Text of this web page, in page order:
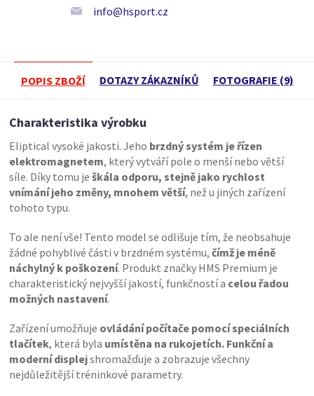
info@hsport.cz
POPIS ZBOŽÍ DOTAZY ZÁKAZNÍKŮ FOTOGRAFIE (9)
Charakteristika výrobku
Eliptical vysoké jakosti. Jeho brzdný systém je řízen
elektromagnetem, který vytváří pole o menší nebo větší
síle. Díky tomu ješkála odporu, stejně jako rychlost
vnímání jeho změny, mnohem větší, než u jiných zařízení
tohoto typu.
To ale není vše! Tento model se odlišuje tím, že neobsahuje
žádné pohyblivé části v brzdném systému,čímž je méně
náchylný k poškození. Produkt značky HMS Premium je
charakteristický nejvyšší jakostí, funkčností a celou řadou
možných nastavení.
Zařízení umožňuje ovládání počítače pomocí speciálních
tlačítek, která byla umístěna na rukojetích. Funkční a
moderní displejshromažďuje a zobrazuje všechny
nejdůležitější tréninkové parametry.